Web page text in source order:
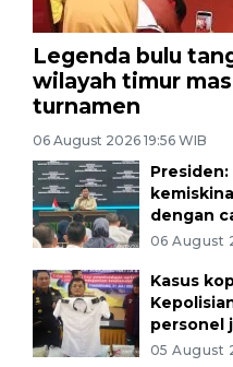
Legenda bulu
wilayah timur
turnamen
06 August 2026 19:56 WIB
dengan
06 August
Kasus
personel
05 August